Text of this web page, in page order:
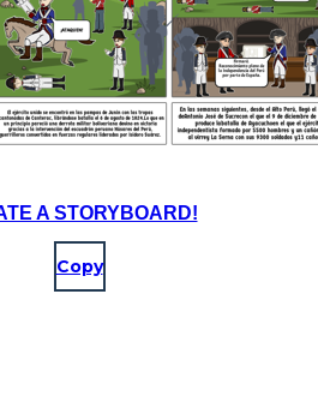
A STORYBOARD!
Copy